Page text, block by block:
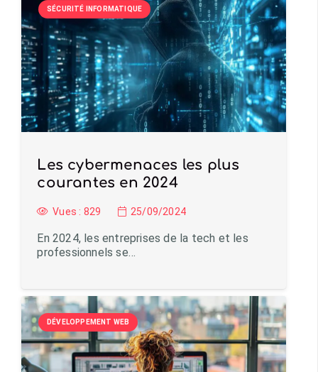
SÉCURITÉ INFORMATIQUE
Les cybermenaces les plus
courantes en 2024
Vues : 829 25/09/2024
En 2024, les entreprises de la tech et les
professionnels se…
DÉVELOPPEMENT WEB